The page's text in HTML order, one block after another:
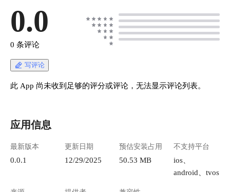
0.0
0 条评论
写评论
此 App 尚未收到足够的评分或评论，无法显示评论列表。
应用信息
最新版本
0.0.1
更新日期
12/29/2025
预估安装占用
50.53 MB
不支持平台
ios、
android、tvos